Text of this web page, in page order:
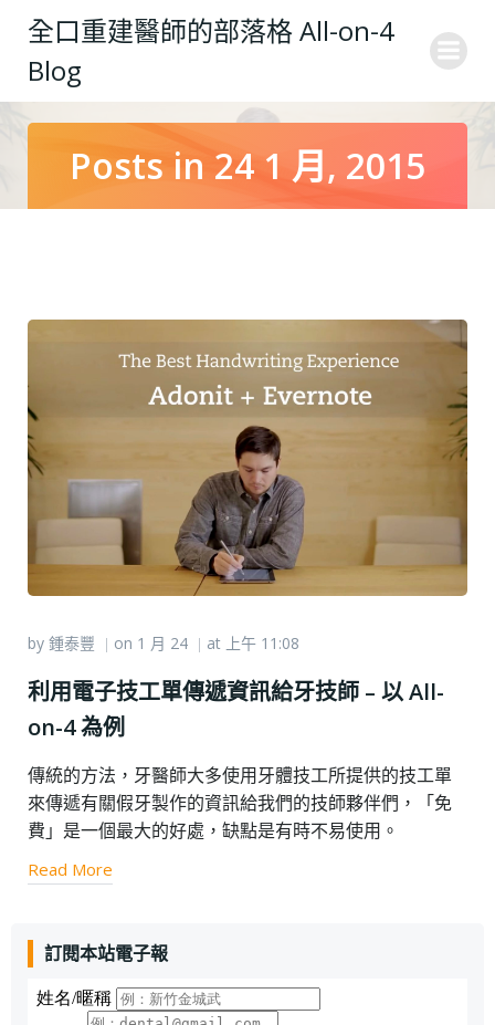
Skip
to
全口重建醫師的部落格 All-on-4
Blog
Posts in 24 1 月, 2015
by 鍾泰豐 | on 1 月 24 | at 上午 11:08
利用電子技工單傳遞資訊給牙技師 – 以 All-
on-4 為例
傳統的方法，牙醫師大多使用牙體技工所提供的技工單
來傳遞有關假牙製作的資訊給我們的技師夥伴們，「免
費」是一個最大的好處，缺點是有時不易使用。
Read More
訂閱本站電子報